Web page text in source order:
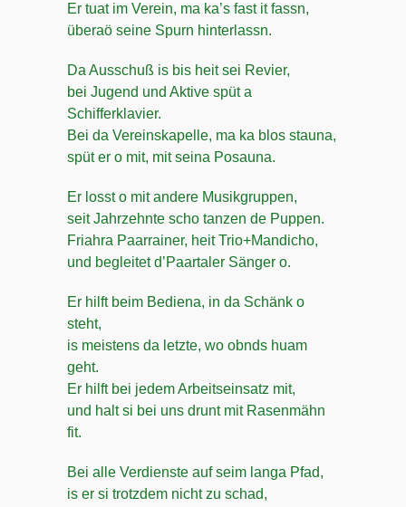
Er tuat im Verein, ma ka’s fast it fassn,
überaö seine Spurn hinterlassn.
Da Ausschuß is bis heit sei Revier,
bei Jugend und Aktive spüt a
Schifferklavier.
Bei da Vereinskapelle, ma ka blos stauna,
spüt er o mit, mit seina Posauna.
Er losst o mit andere Musikgruppen,
seit Jahrzehnte scho tanzen de Puppen.
Friahra Paarrainer, heit Trio+Mandicho,
und begleitet d’Paartaler Sänger o.
Er hilft beim Bediena, in da Schänk o
steht,
is meistens da letzte, wo obnds huam
geht.
Er hilft bei jedem Arbeitseinsatz mit,
und halt si bei uns drunt mit Rasenmähn
fit.
Bei alle Verdienste auf seim langa Pfad,
is er si trotzdem nicht zu schad,